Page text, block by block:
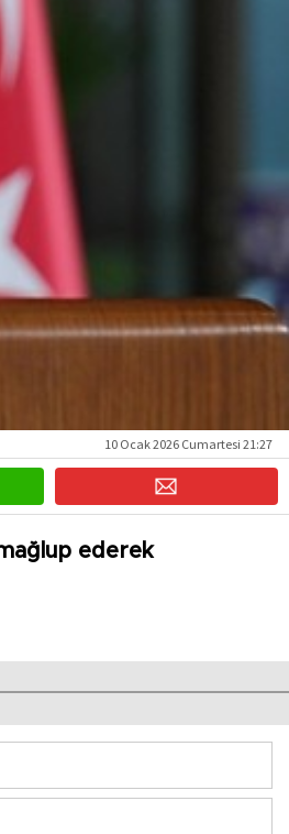
10 Ocak 2026 Cumartesi 21:27
ederek